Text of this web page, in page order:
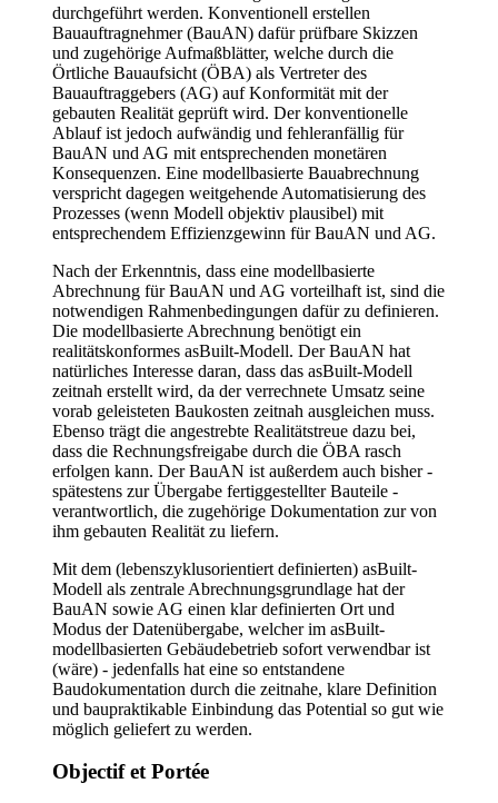
durchgeführt werden. Konventionell erstellen
Bauauftragnehmer (BauAN) dafür prüfbare Skizzen
und zugehörige Aufmaßblätter, welche durch die
Örtliche Bauaufsicht (ÖBA) als Vertreter des
Bauauftraggebers (AG) auf Konformität mit der
gebauten Realität geprüft wird. Der konventionelle
Ablauf ist jedoch aufwändig und fehleranfällig für
BauAN und AG mit entsprechenden monetären
Konsequenzen. Eine modellbasierte Bauabrechnung
verspricht dagegen weitgehende Automatisierung des
Prozesses (wenn Modell objektiv plausibel) mit
entsprechendem Effizienzgewinn für BauAN und AG.
Nach der Erkenntnis, dass eine modellbasierte
Abrechnung für BauAN und AG vorteilhaft ist, sind die
notwendigen Rahmenbedingungen dafür zu definieren.
Die modellbasierte Abrechnung benötigt ein
realitätskonformes asBuilt-Modell. Der BauAN hat
natürliches Interesse daran, dass das asBuilt-Modell
zeitnah erstellt wird, da der verrechnete Umsatz seine
vorab geleisteten Baukosten zeitnah ausgleichen muss.
Ebenso trägt die angestrebte Realitätstreue dazu bei,
dass die Rechnungsfreigabe durch die ÖBA rasch
erfolgen kann. Der BauAN ist außerdem auch bisher -
spätestens zur Übergabe fertiggestellter Bauteile -
verantwortlich, die zugehörige Dokumentation zur von
ihm gebauten Realität zu liefern.
Mit dem (lebenszyklusorientiert definierten) asBuilt-
Modell als zentrale Abrechnungsgrundlage hat der
BauAN sowie AG einen klar definierten Ort und
Modus der Datenübergabe, welcher im asBuilt-
modellbasierten Gebäudebetrieb sofort verwendbar ist
(wäre) - jedenfalls hat eine so entstandene
Baudokumentation durch die zeitnahe, klare Definition
und baupraktikable Einbindung das Potential so gut wie
möglich geliefert zu werden.
Objectif et Portée